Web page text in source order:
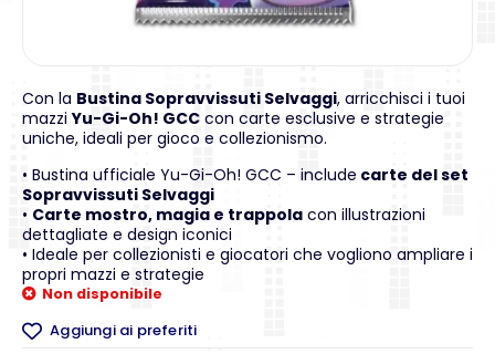
Con la Bustina Sopravvissuti Selvaggi, arricchisci i tuoi
mazziYu-Gi-Oh! GCC con carte esclusive e strategie
uniche, ideali per gioco e collezionismo.
• Bustina ufficiale Yu-Gi-Oh! GCC – include carte del set
Sopravvissuti Selvaggi
• Carte mostro, magia e trappola con illustrazioni
dettagliate e design iconici
• Ideale per collezionisti e giocatori che vogliono ampliare i
propri mazzi e strategie
Non disponibile
Aggiungi ai preferiti